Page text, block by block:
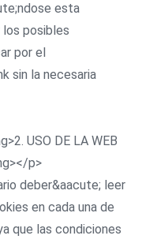
esta
posibles
por el
sin la necesaria
USO DE LA WEB
p>
deber&aacute; leer
en cada una de
que las condiciones